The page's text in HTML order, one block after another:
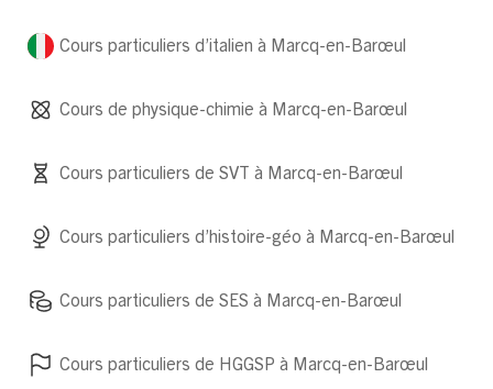
Cours particuliers d’histoire-géo à Marcq-en-Barœul
Cours particuliers de SES à Marcq-en-Barœul
Cours particuliers de HGGSP à Marcq-en-Barœul
Cours particuliers d’italien à Marcq-en-Barœul
Cours de physique-chimie à Marcq-en-Barœul
Cours particuliers de SVT à Marcq-en-Barœul